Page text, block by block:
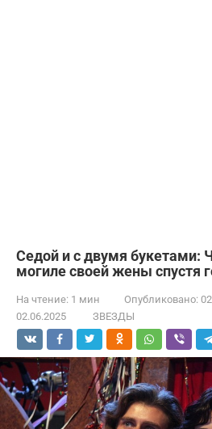
Седой и с двумя букетами:
могиле своей жены спустя
На чтение: 1 мин Опубликовано:
02.06.2025
ЗВЕЗДЫ